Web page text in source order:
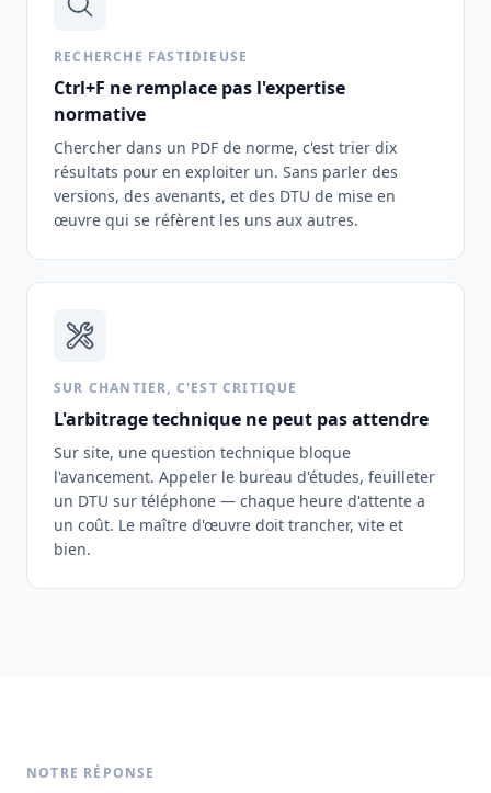
RECHERCHE FASTIDIEUSE
Ctrl+F ne remplace pas l'expertise
normative
Chercher dans un PDF de norme, c'est trier dix
résultats pour en exploiter un. Sans parler des
versions, des avenants, et des DTU de mise en
œuvre qui se réfèrent les uns aux autres.
SUR CHANTIER, C'EST CRITIQUE
L'arbitrage technique ne peut pas attendre
Sur site, une question technique bloque
l'avancement. Appeler le bureau d'études, feuilleter
un DTU sur téléphone — chaque heure d'attente a
un coût. Le maître d'œuvre doit trancher, vite et
bien.
NOTRE RÉPONSE